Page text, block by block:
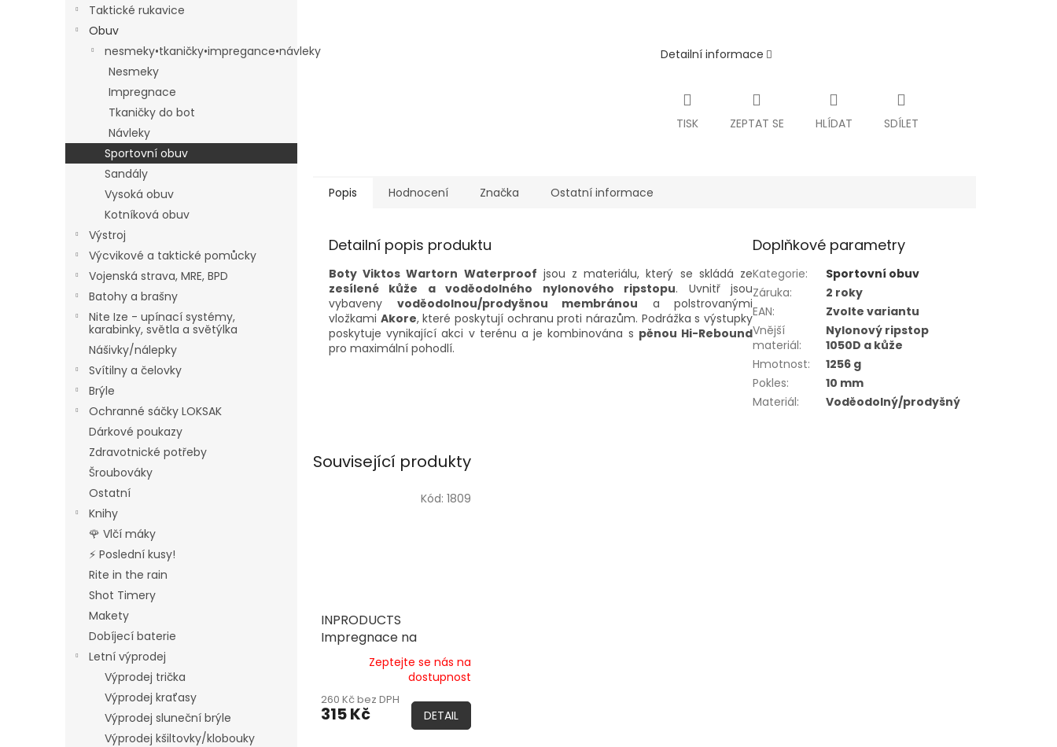
Taktické rukavice
Obuv
nesmeky•tkaničky•impregance•návleky
Nesmeky
Impregnace
Tkaničky do bot
Návleky
Sportovní obuv
Sandály
Vysoká obuv
Kotníková obuv
Výstroj
Výcvikové a taktické pomůcky
Vojenská strava, MRE, BPD
Batohy a brašny
Nite Ize - upínací systémy,
karabinky, světla a světýlka
Nášivky/nálepky
Svítilny a čelovky
Brýle
Ochranné sáčky LOKSAK
Dárkové poukazy
Zdravotnické potřeby
Šroubováky
Ostatní
Knihy
🌹 Vlčí máky
⚡ Poslední kusy!
Rite in the rain
Shot Timery
Makety
Dobíjecí baterie
Letní výprodej
Výprodej trička
Výprodej kraťasy
Výprodej sluneční brýle
Výprodej kšiltovky/klobouky
Detailní informace
TISK ZEPTAT SE HLÍDAT SDÍLET
Související produkty
INPRODUCTS
Impregnace na
Outdoor obuv 200 ml
Zeptejte se nás na
dostupnost
260 Kč bez DPH
315 Kč DETAIL
Kód: 1809
Popis Hodnocení Značka Ostatní informace
Detailní popis produktu
Boty Viktos Wartorn Waterproof jsou z materiálu, který se skládá ze
zesílené kůže a voděodolného nylonového ripstopu. Uvnitř jsou
vybaveny voděodolnou/prodyšnou membránou a polstrovanými
vložkami Akore, které poskytují ochranu proti nárazům. Podrážka s výstupky
poskytuje vynikající akci v terénu a je kombinována s pěnou Hi-Rebound
pro maximální pohodlí.
Doplňkové parametry
Kategorie:
Sportovní obuv
Záruka:
2 roky
EAN:
Zvolte variantu
Vnější
materiál:
Nylonový ripstop
1050D a kůže
Hmotnost:
1256 g
Pokles:
10 mm
Materiál: Voděodolný/prodyšný